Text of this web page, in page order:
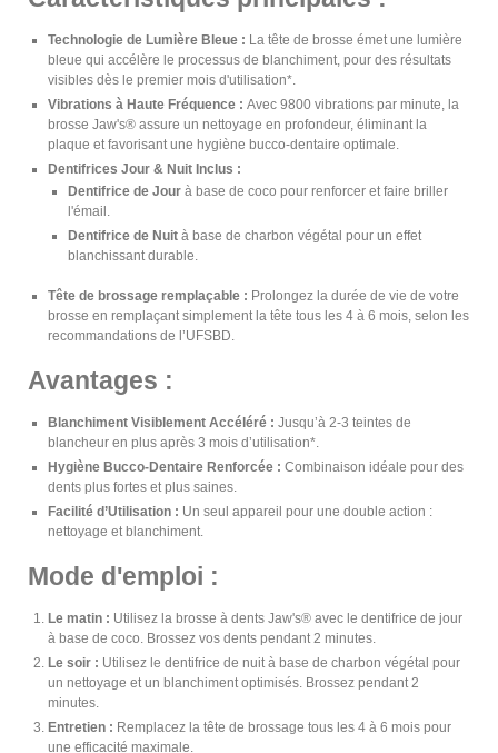
Technologie de Lumière Bleue : La tête de brosse émet une lumière
bleue qui accélère le processus de blanchiment, pour des résultats
visibles dès le premier mois d'utilisation*.
Vibrations à Haute Fréquence : Avec 9800 vibrations par minute, la
brosse Jaw's® assure un nettoyage en profondeur, éliminant la
plaque et favorisant une hygiène bucco-dentaire optimale.
Dentifrices Jour & Nuit Inclus :
Dentifrice de Jour à base de coco pour renforcer et faire briller
l'émail.
Dentifrice de Nuit à base de charbon végétal pour un effet
blanchissant durable.
Tête de brossage remplaçable : Prolongez la durée de vie de votre
brosse en remplaçant simplement la tête tous les 4 à 6 mois, selon les
recommandations de l’UFSBD.
Avantages :
Blanchiment Visiblement Accéléré : Jusqu’à 2-3 teintes de
blancheur en plus après 3 mois d’utilisation*.
Hygiène Bucco-Dentaire Renforcée : Combinaison idéale pour des
dents plus fortes et plus saines.
Facilité d’Utilisation : Un seul appareil pour une double action :
nettoyage et blanchiment.
Mode d'emploi :
Le matin : Utilisez la brosse à dents Jaw's® avec le dentifrice de jour
à base de coco. Brossez vos dents pendant 2 minutes.
Le soir : Utilisez le dentifrice de nuit à base de charbon végétal pour
un nettoyage et un blanchiment optimisés. Brossez pendant 2
minutes.
Entretien : Remplacez la tête de brossage tous les 4 à 6 mois pour
une efficacité maximale.